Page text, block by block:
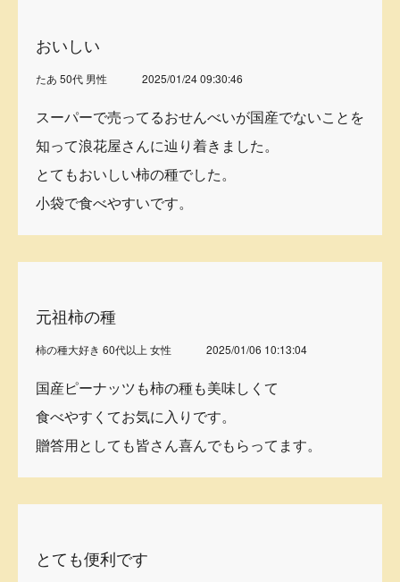
おいしい
たあ 50代 男性 2025/01/24 09:30:46
スーパーで売ってるおせんべいが国産でないことを
知って浪花屋さんに辿り着きました。
とてもおいしい柿の種でした。
小袋で食べやすいです。
元祖柿の種
柿の種大好き 60代以上 女性 2025/01/06 10:13:04
国産ピーナッツも柿の種も美味しくて
食べやすくてお気に入りです。
贈答用としても皆さん喜んでもらってます。
とても便利です